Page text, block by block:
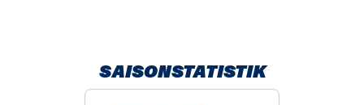
SAISONSTATISTIK